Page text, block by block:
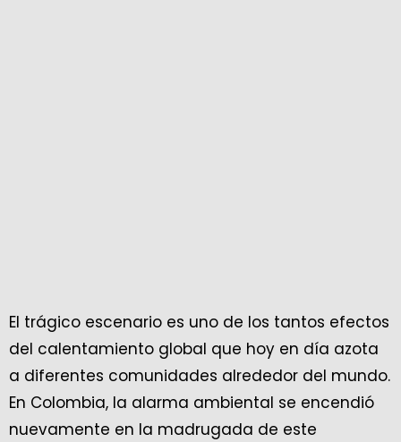
El trágico escenario es uno de los tantos efectos
del calentamiento global que hoy en día azota
a diferentes comunidades alrededor del mundo.
En Colombia, la alarma ambiental se encendió
nuevamente en la madrugada de este